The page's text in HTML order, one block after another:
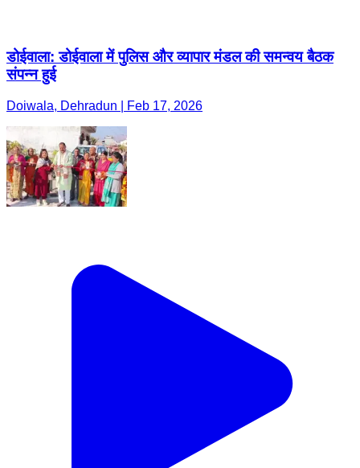
डोईवाला: डोईवाला में पुलिस और व्यापार मंडल की समन्वय बैठक
संपन्न हुई
Doiwala, Dehradun | Feb 17, 2026